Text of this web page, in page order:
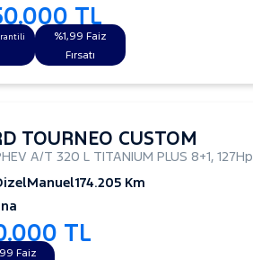
TL
%1,99 Faiz
Fırsatı
TOURNEO CUSTOM
A/T 320 L TITANIUM PLUS 8+1, 127Hp
Manuel174.205 Km
TL
Faiz